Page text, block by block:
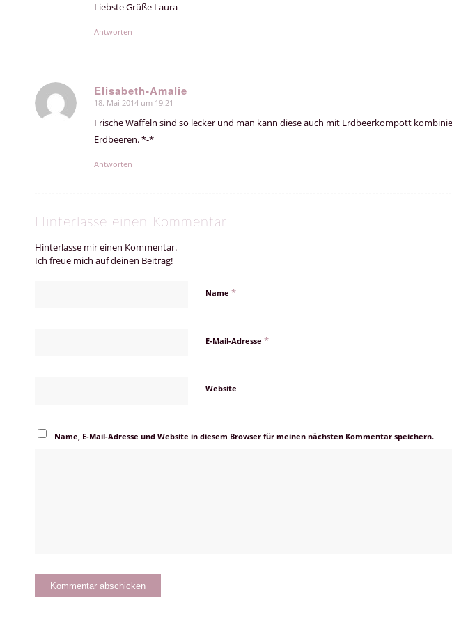
Liebste Grüße Laura
Antworten
Elisabeth-Amalie
sagte:
18. Mai 2014 um 19:21
Frische Waffeln sind so lecker und man kann diese auch mit Erdbeerkompott
Erdbeeren. *-*
Antworten
Hinterlasse einen Kommentar
Hinterlasse mir einen Kommentar.
Ich freue mich auf deinen Beitrag!
Name *
E-Mail-Adresse *
Website
Name, E-Mail-Adresse und Website in diesem Browser für meinen nächsten Kommentar speichern.